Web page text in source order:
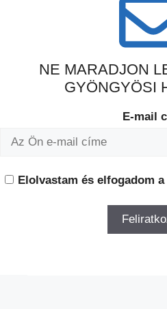
NE MARADJON
GYÖNGYÖSI
E-mail
Elolvastam és elfogadom a